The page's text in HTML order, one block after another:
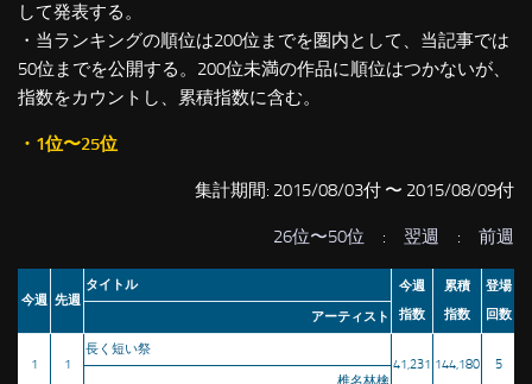
して発表する。
・当ランキングの順位は200位までを圏内として、当記事では
50位までを公開する。200位未満の作品に順位はつかないが、
指数をカウントし、累積指数に含む。
・1位〜25位
集計期間: 2015/08/03付 〜 2015/08/09付
26位〜50位 : 翌週 : 前週
今週 先週
タイトル
今週
指数
累積
指数
登場
回数
アーティスト
1 1
長く短い祭
41,231 144,180
5